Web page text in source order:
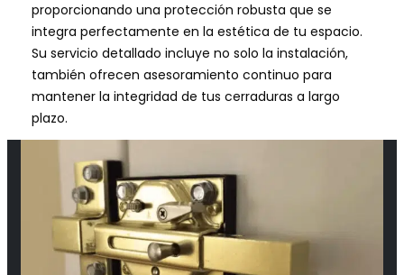
proporcionando una protección robusta que se
integra perfectamente en la estética de tu espacio.
Su servicio detallado incluye no solo la instalación,
también ofrecen asesoramiento continuo para
mantener la integridad de tus cerraduras a largo
plazo.